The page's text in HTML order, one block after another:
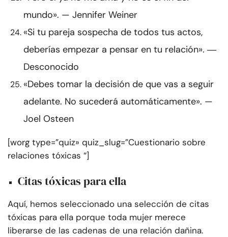
mundo». — Jennifer Weiner
«Si tu pareja sospecha de todos tus actos,
deberías empezar a pensar en tu relación». ―
Desconocido
«Debes tomar la decisión de que vas a seguir
adelante. No sucederá automáticamente». —
Joel Osteen
[worg type=”quiz» quiz_slug=”Cuestionario sobre
relaciones tóxicas “]
Citas tóxicas para ella
Aquí, hemos seleccionado una selección de citas
tóxicas para ella porque toda mujer merece
liberarse de las cadenas de una relación dañina.